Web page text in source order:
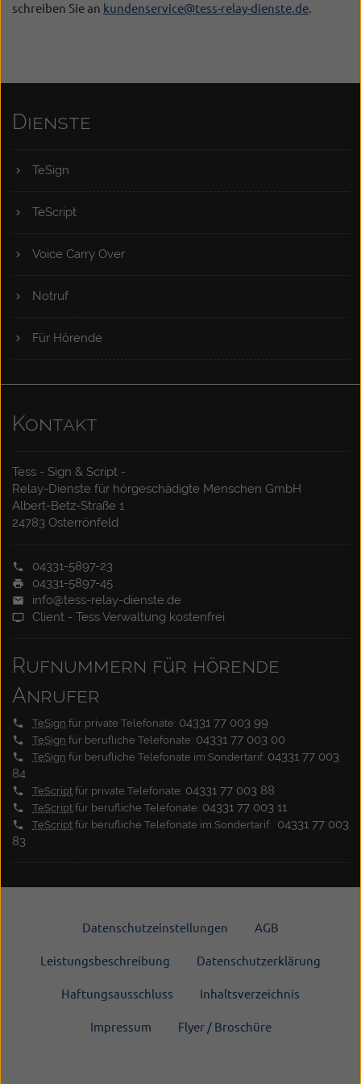
schreiben Sie an kundenservice@tess-relay-dienste.de.
Dienste
TeSign
TeScript
Voice Carry Over
Notruf
Für Hörende
Kontakt
Tess - Sign & Script -
Relay-Dienste für hörgeschädigte Menschen GmbH
Albert-Betz-Straße 1
24783 Osterrönfeld
04331-5897-23
04331-5897-45
info@tess-relay-dienste.de
Client - Tess Verwaltung kostenfrei
Rufnummern für hörende
Anrufer
TeSign für private Telefonate: 04331 77 003 99
TeSign für berufliche Telefonate: 04331 77 003 00
TeSign für berufliche Telefonate im Sondertarif: 04331 77 003
84
TeScript für private Telefonate: 04331 77 003 88
TeScript für berufliche Telefonate: 04331 77 003 11
TeScript für berufliche Telefonate im Sondertarif: 04331 77 003
83
Datenschutzeinstellungen AGB
Leistungsbeschreibung Datenschutzerklärung
Haftungsausschluss Inhaltsverzeichnis
Impressum Flyer / Broschüre